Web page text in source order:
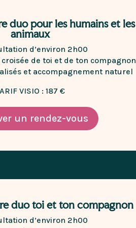
duo pour les humains et les
animaux
d’environ 2h00
de toi et de ton compagnon
et accompagnement naturel
VISIO : 187 €
un rendez-vous
duo toi et ton compagnon
d’environ 2h00